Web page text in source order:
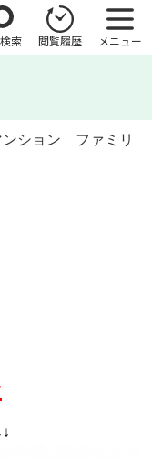
索 閲覧履歴 メニュー
ション ファミリ